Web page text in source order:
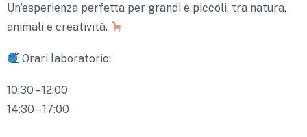
Un’esperienza perfetta per grandi e piccoli, tra natura,
animali e creatività.
Orari laboratorio:
10:30 – 12:00
14:30 – 17:00